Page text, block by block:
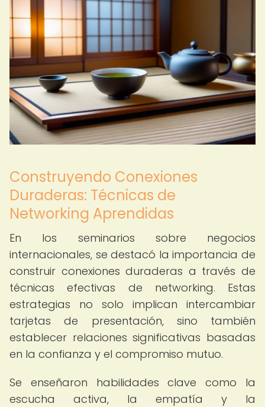
Construyendo Conexiones
Duraderas: Técnicas de
Networking Aprendidas
En los seminarios sobre negocios
internacionales, se destacó la importancia de
construir conexiones duraderas a través de
técnicas efectivas de networking. Estas
estrategias no solo implican intercambiar
tarjetas de presentación, sino también
establecer relaciones significativas basadas
en la confianza y el compromiso mutuo.
Se enseñaron habilidades clave como la
escucha activa, la empatía y la